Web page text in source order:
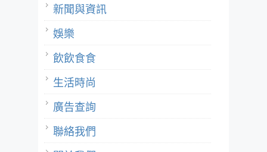
新聞與資訊
娛樂
飲飲食食
生活時尚
廣告查詢
聯絡我們